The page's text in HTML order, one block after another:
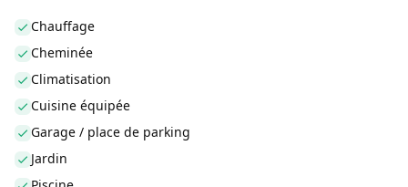
Chauffage
Cheminée
Climatisation
Cuisine équipée
Garage / place de parking
Jardin